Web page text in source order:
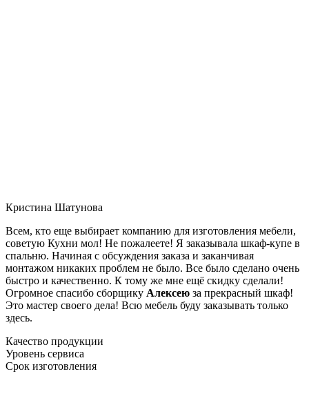
Кристина Шатунова
Всем, кто еще выбирает компанию для изготовления мебели,
советую Кухни мол! Не пожалеете! Я заказывала шкаф-купе в
спальню. Начиная с обсуждения заказа и заканчивая
монтажом никаких проблем не было. Все было сделано очень
быстро и качественно. К тому же мне ещё скидку сделали!
Огромное спасибо сборщику Алексею за прекрасный шкаф!
Это мастер своего дела! Всю мебель буду заказывать только
здесь.
Качество продукции
Уровень сервиса
Срок изготовления